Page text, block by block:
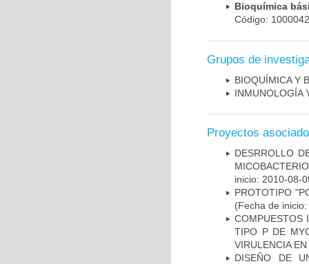
Bioquímica
Código:
Grupos de
BIOQUÍMICA Y
INMUNOLOGÍA
Proyectos
DESRROLLO
inicio: 2010-08-
PROTOTIPO
(Fecha de
COMPUESTOS
TIPO P DE
VIRULENCIA
DISEÑO DE